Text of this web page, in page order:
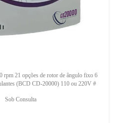
rpm 21 opções de rotor de ângulo fixo 6
(BCD CD-20000) 110 ou 220V #
Sob Consulta